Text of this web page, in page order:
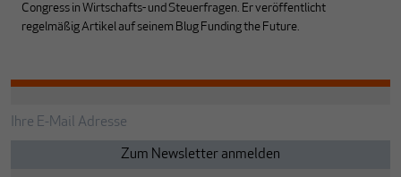
Congress in Wirtschafts- und Steuerfragen. Er veröffentlicht
regelmäßig Artikel auf seinem Blug Funding the Future.